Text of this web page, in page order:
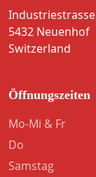
5432 Neuenhof
Switzerland
Öffnungszeiten
Mo-Mi & Fr
Do
Samstag